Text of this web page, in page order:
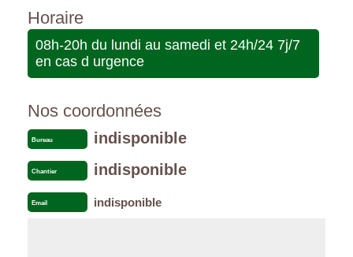
Horaire
08h-20h du lundi au samedi et 24h/24 7j/7
en cas d urgence
Nos coordonnées
Bureau indisponible
Chantier indisponible
Email indisponible